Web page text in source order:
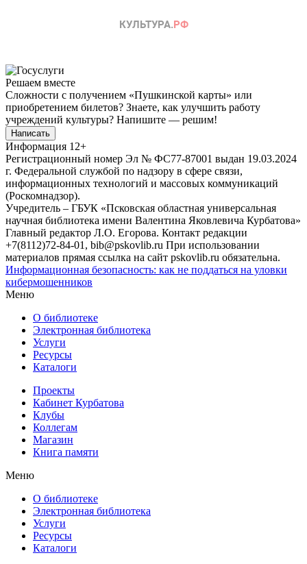
Решаем вместе
Сложности с получением «Пушкинской карты» или
приобретением билетов? Знаете, как улучшить работу
учреждений культуры? Напишите — решим!
Написать
Информация 12+
Регистрационный номер Эл № ФС77-87001 выдан 19.03.2024
г. Федеральной службой по надзору в сфере связи,
информационных технологий и массовых коммуникаций
(Роскомнадзор).
Учредитель – ГБУК «Псковская областная универсальная
научная библиотека имени Валентина Яковлевича Курбатова»
Главный редактор Л.О. Егорова. Контакт редакции
+7(8112)72-84-01, bib@pskovlib.ru При использовании
материалов прямая ссылка на сайт pskovlib.ru обязательна.
Информационная безопасность: как не поддаться на уловки
кибермошенников
Меню
О библиотеке
Электронная библиотека
Услуги
Ресурсы
Каталоги
Проекты
Кабинет Курбатова
Клубы
Коллегам
Магазин
Книга памяти
Меню
О библиотеке
Электронная библиотека
Услуги
Ресурсы
Каталоги